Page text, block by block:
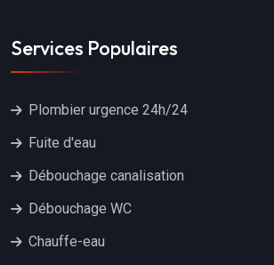
Services Populaires
Plombier urgence 24h/24
Fuite d'eau
Débouchage canalisation
Débouchage WC
Chauffe-eau